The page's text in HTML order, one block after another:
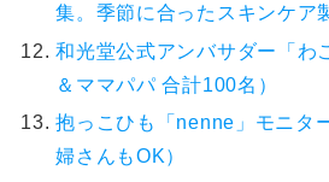
集。季節に合ったスキンケア
和光堂公式アンバサダー「わ
＆ママパパ 合計100名）
抱っこひも「nenne」モニタ
婦さんもOK）